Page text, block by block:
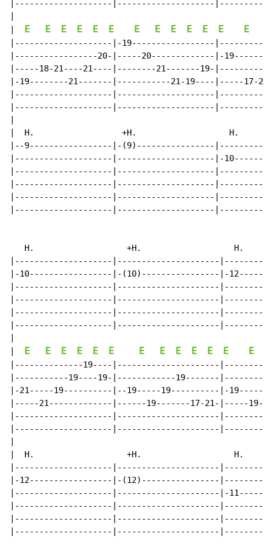
|--------------------|--------------------
E E E E E E E E E E E E E
|--------------------|-19-----------------
|-----------------20-|-----20-------------|-
|-----18-21----21----|--------21-------19-
|-19--------21-------|-----------21-19----|-----17-
|--------------------|--------------------
|--------------------|--------------------
|  H.                  +H.                   H.
|--9-----------------|-(9)----------------
|--------------------|--------------------|-
|--------------------|--------------------
|--------------------|--------------------
|--------------------|--------------------
|--------------------|--------------------
H.                   +H.                   H.
|--------------------|---------------------
|-10-----------------|-(10)----------------|-
|--------------------|---------------------
|--------------------|---------------------
|--------------------|---------------------
|--------------------|---------------------
E E E E E E E E E E E E E
|--------------19----|---------------------
|-----------19----19-|------------19-------
|-21-----19----------|--19-----19----------|-
|-----21-------------|------19-------17-21-|-----
|--------------------|---------------------
|--------------------|---------------------
|  H.                   +H.                   H.
|--------------------|---------------------
|-12-----------------|-(12)----------------
|--------------------|---------------------|-
|--------------------|---------------------
|--------------------|---------------------
|--------------------|---------------------